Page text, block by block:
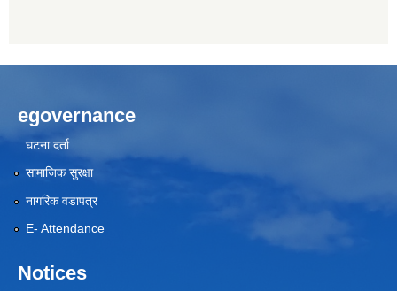
egovernance
घटना दर्ता
सामाजिक सुरक्षा
नागरिक वडापत्र
E- Attendance
Notices